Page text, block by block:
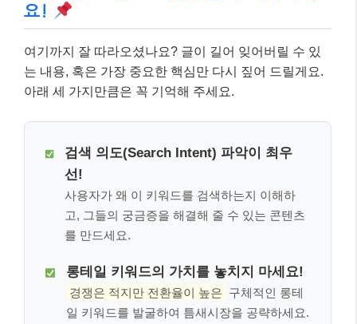
요!
여기까지 잘 따라오셨나요? 글이 길어 잊어버릴 수 있
는 내용, 혹은 가장 중요한 핵심만 다시 짚어 드릴게요.
아래 세 가지만큼은 꼭 기억해 주세요.
검색 의도(Search Intent) 파악이 최우
선!
사용자가 왜 이 키워드를 검색하는지 이해하
고, 그들의 궁금증을 해결해 줄 수 있는 콘텐츠
를 만드세요.
롱테일 키워드의 가치를 놓치지 마세요!
경쟁은 적지만 전환율이 높은 구체적인 롱테
일 키워드를 발굴하여 틈새시장을 공략하세요.